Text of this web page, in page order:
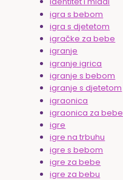
igra s bebom
igra s djetetom
igračke za bebe
igranje
igranje igrica
igranje s bebom
igranje s djetetom
igraonica
igraonica za bebe
igre
igre na trbuhu
igre s bebom
igre za bebe
igre za bebu